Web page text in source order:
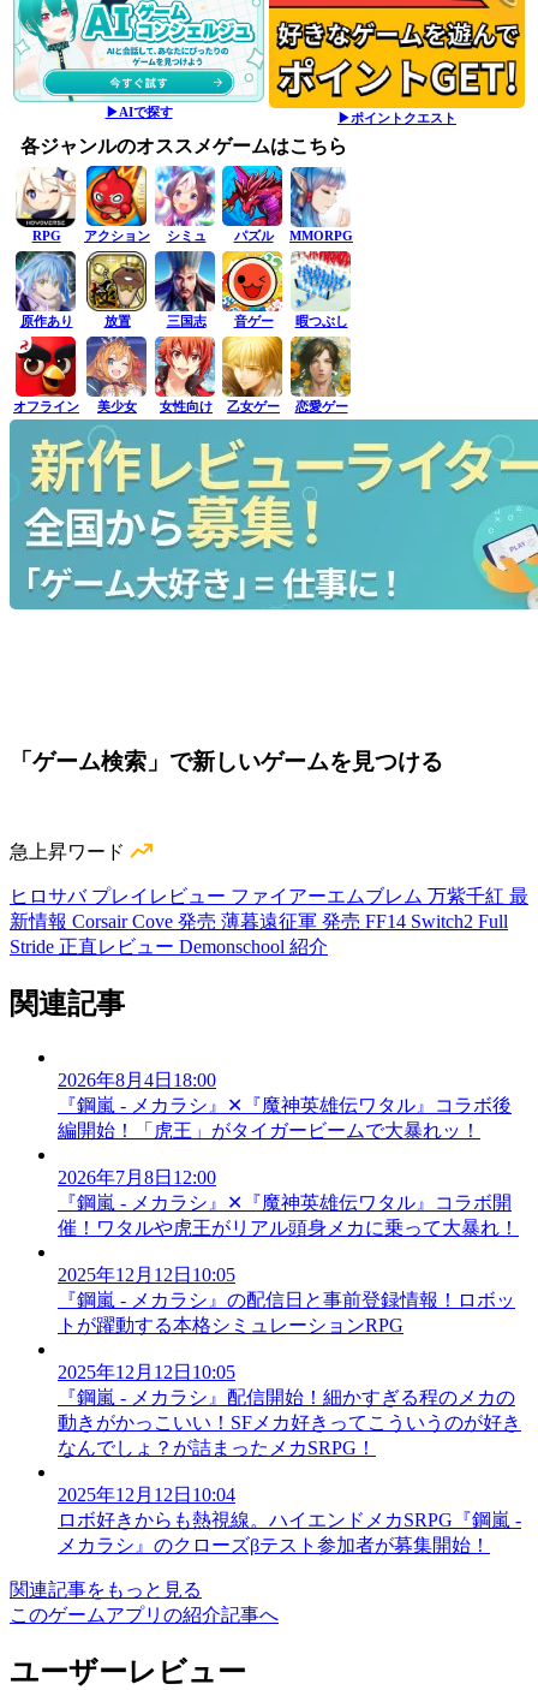
▶AIで探す ▶ポイントクエスト
各ジャンルのオススメゲームはこちら
RPG アクション シミュ パズル MMORPG
原作あり 放置 三国志 音ゲー 暇つぶし
オフライン 美少女 女性向け 乙女ゲー 恋愛ゲー
「ゲーム検索」で新しいゲームを見つける
急上昇ワード
ヒロサバ プレイレビュー ファイアーエムブレム 万紫千紅 最
新情報 Corsair Cove 発売 薄暮遠征軍 発売 FF14 Switch2 Full
Stride 正直レビュー Demonschool 紹介
関連記事
2026年8月4日18:00
『鋼嵐 - メカラシ』✕『魔神英雄伝ワタル』コラボ後
編開始！「虎王」がタイガービームで大暴れッ！
2026年7月8日12:00
『鋼嵐 - メカラシ』✕『魔神英雄伝ワタル』コラボ開
催！ワタルや虎王がリアル頭身メカに乗って大暴れ！
2025年12月12日10:05
『鋼嵐 - メカラシ』の配信日と事前登録情報！ロボッ
トが躍動する本格シミュレーションRPG
2025年12月12日10:05
『鋼嵐 - メカラシ』配信開始！細かすぎる程のメカの
動きがかっこいい！SFメカ好きってこういうのが好き
なんでしょ？が詰まったメカSRPG！
2025年12月12日10:04
ロボ好きからも熱視線。ハイエンドメカSRPG『鋼嵐 -
メカラシ』のクローズβテスト参加者が募集開始！
関連記事をもっと見る
このゲームアプリの紹介記事へ
ユーザーレビュー